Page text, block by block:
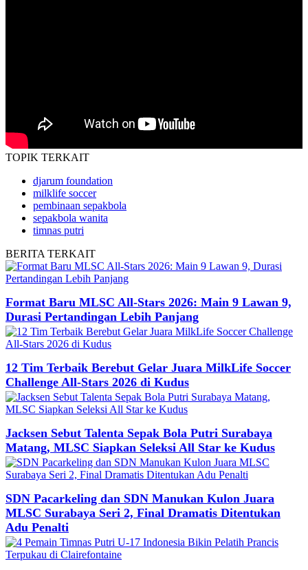
TOPIK TERKAIT
djarum foundation
milklife soccer
pembinaan sepakbola
sepakbola wanita
timnas putri
BERITA TERKAIT
Format Baru MLSC All-Stars 2026: Main 9 Lawan 9,
Durasi Pertandingan Lebih Panjang
12 Tim Terbaik Berebut Gelar Juara MilkLife Soccer
Challenge All-Stars 2026 di Kudus
Jacksen Sebut Talenta Sepak Bola Putri Surabaya
Matang, MLSC Siapkan Seleksi All Star ke Kudus
SDN Pacarkeling dan SDN Manukan Kulon Juara
MLSC Surabaya Seri 2, Final Dramatis Ditentukan
Adu Penalti